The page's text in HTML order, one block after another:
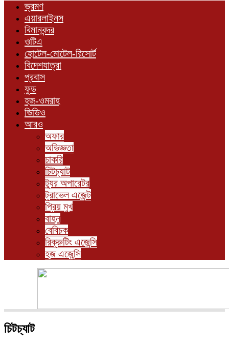
ভ্রমণ
এয়ারলাইনস
বিমানবন্দর
ওটিএ
হোটেল-মোটেল-রিসোর্ট
বিদেশযাত্রা
প্রবাস
ফুড
হজ-ওমরাহ
ভিডিও
আরও
অফার
অভিজ্ঞতা
চাকরি
চিটচ্যাট
ট্যুর অপারেটর
ট্রাভেল এজেন্ট
প্রিয় মুখ
বাহন
বেবিচক
রিক্রুটিং এজেন্সি
হজ এজেন্সি
চিটচ্যাট